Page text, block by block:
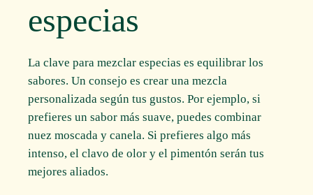
especias
La clave para mezclar especias es equilibrar los
sabores. Un consejo es crear una mezcla
personalizada según tus gustos. Por ejemplo, si
prefieres un sabor más suave, puedes combinar
nuez moscada y canela. Si prefieres algo más
intenso, el clavo de olor y el pimentón serán tus
mejores aliados.